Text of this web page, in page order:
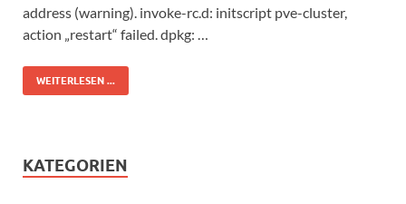
address (warning). invoke-rc.d: initscript pve-cluster,
action „restart“ failed. dpkg: …
WEITERLESEN ...
KATEGORIEN